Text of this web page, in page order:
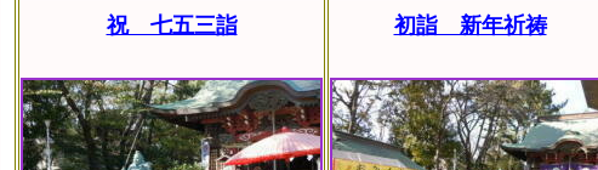
祝 七五三詣 初詣 新年祈祷